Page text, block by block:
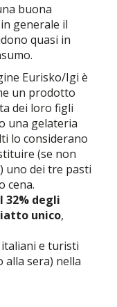
buona
generale il
quasi in
Eurisko/Igi è
un prodotto
dei loro figli
una gelateria
lo considerano
(se non
uno dei tre pasti
cena.
32% degli
unico,
e turisti
sera) nella